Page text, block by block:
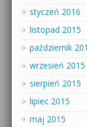
styczeń 2016
listopad 2015
październik
wrzesień 2015
sierpień 2015
lipiec 2015
maj 2015